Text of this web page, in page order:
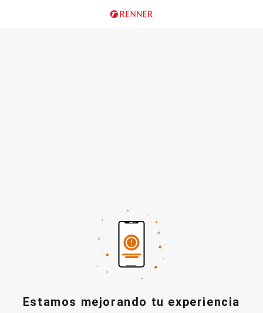
Estamos mejorando tu experiencia